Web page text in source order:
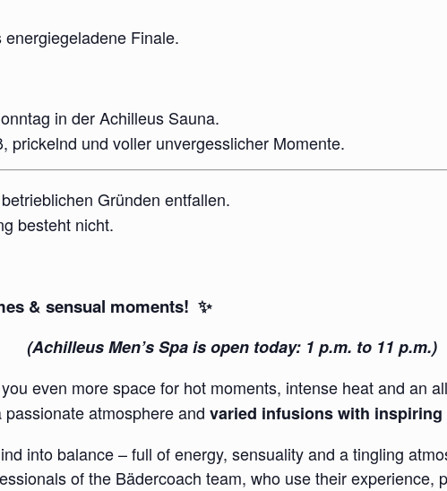
Finale.
in der Achilleus Sauna.
prickelnd und voller unvergesslicher Momente.
Gründen entfallen.
besteht nicht.
& sensual moments! ✨
(Achilleus Men’s Spa is open today: 1 p.m. to 11 p.m.)
even more space for hot moments, intense heat and an
passionate atmosphere and varied infusions with inspiring
into balance – full of energy, sensuality and a tingling
of the Bädercoach team, who use their experience,